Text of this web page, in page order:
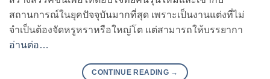
สถานการณ์ในยุคปัจจุบันมากที่สุด เพราะเป็นงานแต่งที่ไม่
จำเป็นต้องจัดหรูหราหรือใหญ่โต แต่สามารถให้บรรยากา
อ่านต่อ…
CONTINUE READING →